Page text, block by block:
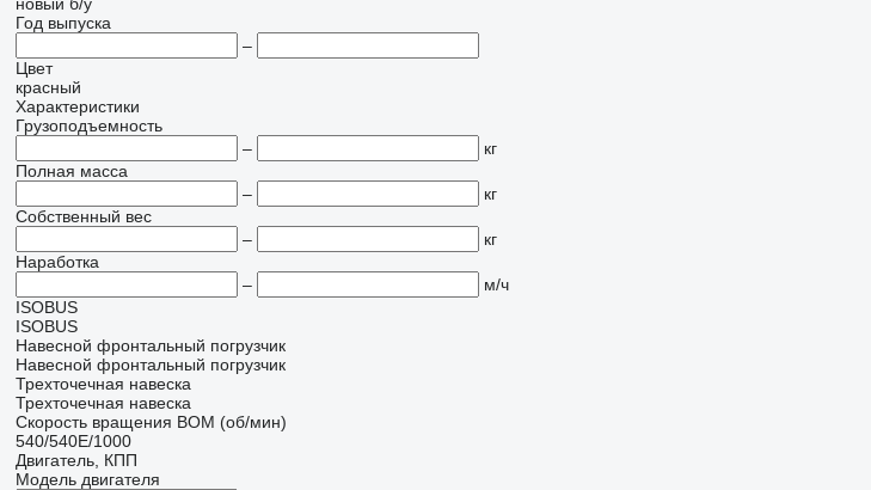
Год выпуска
–
Цвет
красный
Характеристики
Грузоподъемность
–
кг
Полная масса
–
кг
Собственный вес
–
кг
Наработка
–
м/ч
ISOBUS
ISOBUS
Навесной фронтальный погрузчик
Навесной фронтальный погрузчик
Трехточечная навеска
Трехточечная навеска
Скорость вращения ВОМ (об/мин)
540/540E/1000
Двигатель, КПП
Модель двигателя